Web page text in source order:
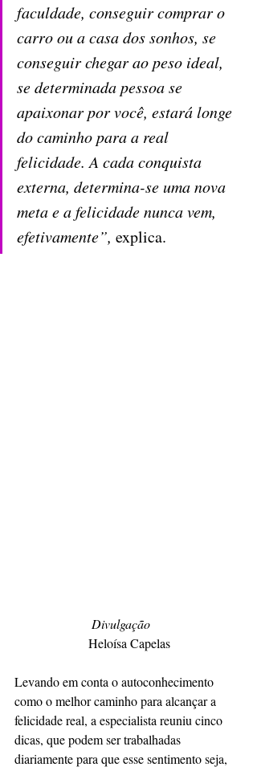
faculdade, conseguir comprar o
carro ou a casa dos sonhos, se
conseguir chegar ao peso ideal,
se determinada pessoa se
apaixonar por você, estará longe
do caminho para a real
felicidade. A cada conquista
externa, determina-se uma nova
meta e a felicidade nunca vem,
efetivamente”, explica.
                        Divulgação
                       Heloísa Capelas
Levando em conta o autoconhecimento
como o melhor caminho para alcançar a
felicidade real, a especialista reuniu cinco
dicas, que podem ser trabalhadas
diariamente para que esse sentimento seja,